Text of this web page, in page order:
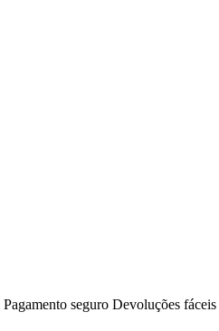
Pagamento seguro Devoluções fáceis